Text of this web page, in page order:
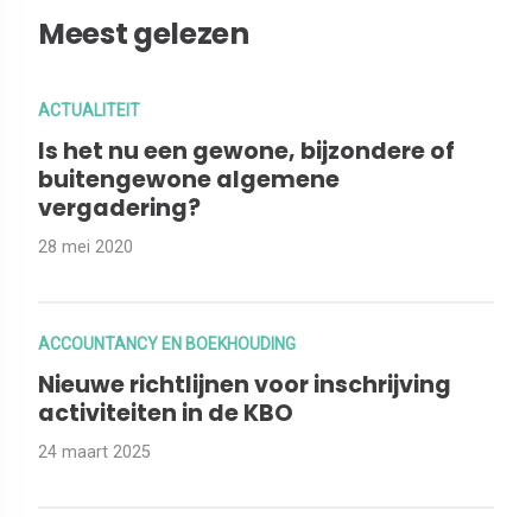
Meest gelezen
ACTUALITEIT
Is het nu een gewone, bijzondere of
buitengewone algemene
vergadering?
28 mei 2020
ACCOUNTANCY EN BOEKHOUDING
Nieuwe richtlijnen voor inschrijving
activiteiten in de KBO
24 maart 2025